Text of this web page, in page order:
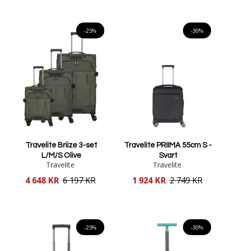
-25%
Travelite Briize 3-set
L/M/S Olive
Travelite
Reducerat
4 648 KR 6 197 KR
-30%
Travelite PRIIMA 55cm S -
Svart
Travelite
Reducerat
1 924 KR 2 749 KR
-25% -30%